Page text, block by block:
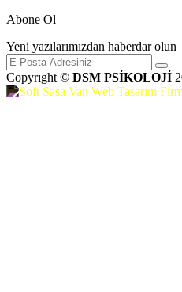
Abone Ol
Yeni yazılarımızdan haberdar olun
Copyrıght © DSM PSİKOLOJİ